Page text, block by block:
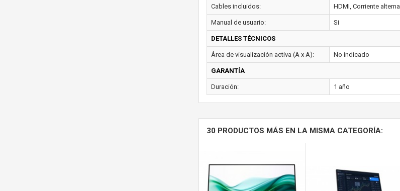
Cables incluidos: HDMI, Corriente alterna
Manual de usuario: Si
DETALLES TÉCNICOS
Área de visualización activa (A x A): No indicado
GARANTÍA
Duración: 1 año
30 PRODUCTOS MÁS EN LA MISMA CATEGORÍA: